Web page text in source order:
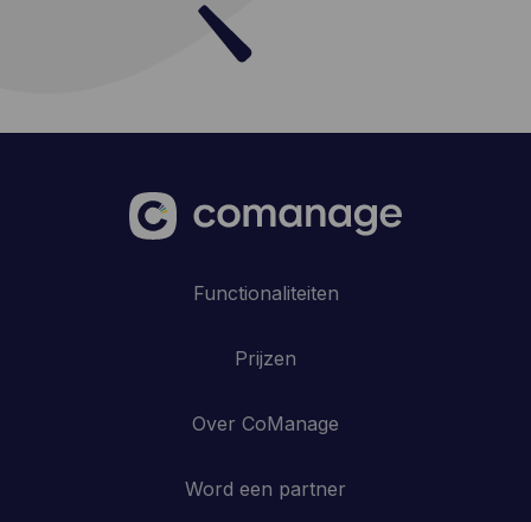
Functionaliteiten
Prijzen
Over CoManage
Word een partner